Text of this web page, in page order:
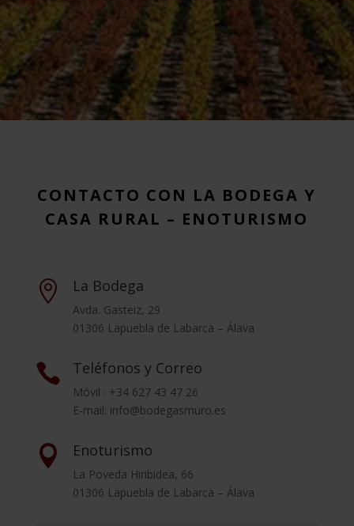
CONTACTO CON LA BODEGA Y
CASA RURAL – ENOTURISMO
 La Bodega
Avda. Gasteiz, 29
01306 Lapuebla de Labarca – Álava
 Teléfonos y Correo
Móvil : +34 627 43 47 26
E-mail: info@bodegasmuro.es
 Enoturismo
La Poveda Hiribidea, 66
01306 Lapuebla de Labarca – Álava